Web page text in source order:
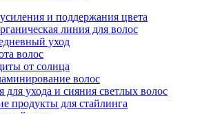
и поддержания цвета
линия для волос
уход
волос
от солнца
волос
ухода и сияния светлых волос
продукты для стайлинга